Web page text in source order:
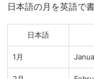
日本語の月を英語で
日本語
1月